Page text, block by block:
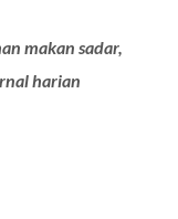
makan sadar,
harian